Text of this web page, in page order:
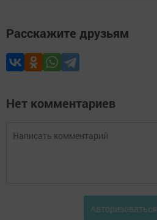
Расскажите друзьям
Нет комментариев
Авторизоваться